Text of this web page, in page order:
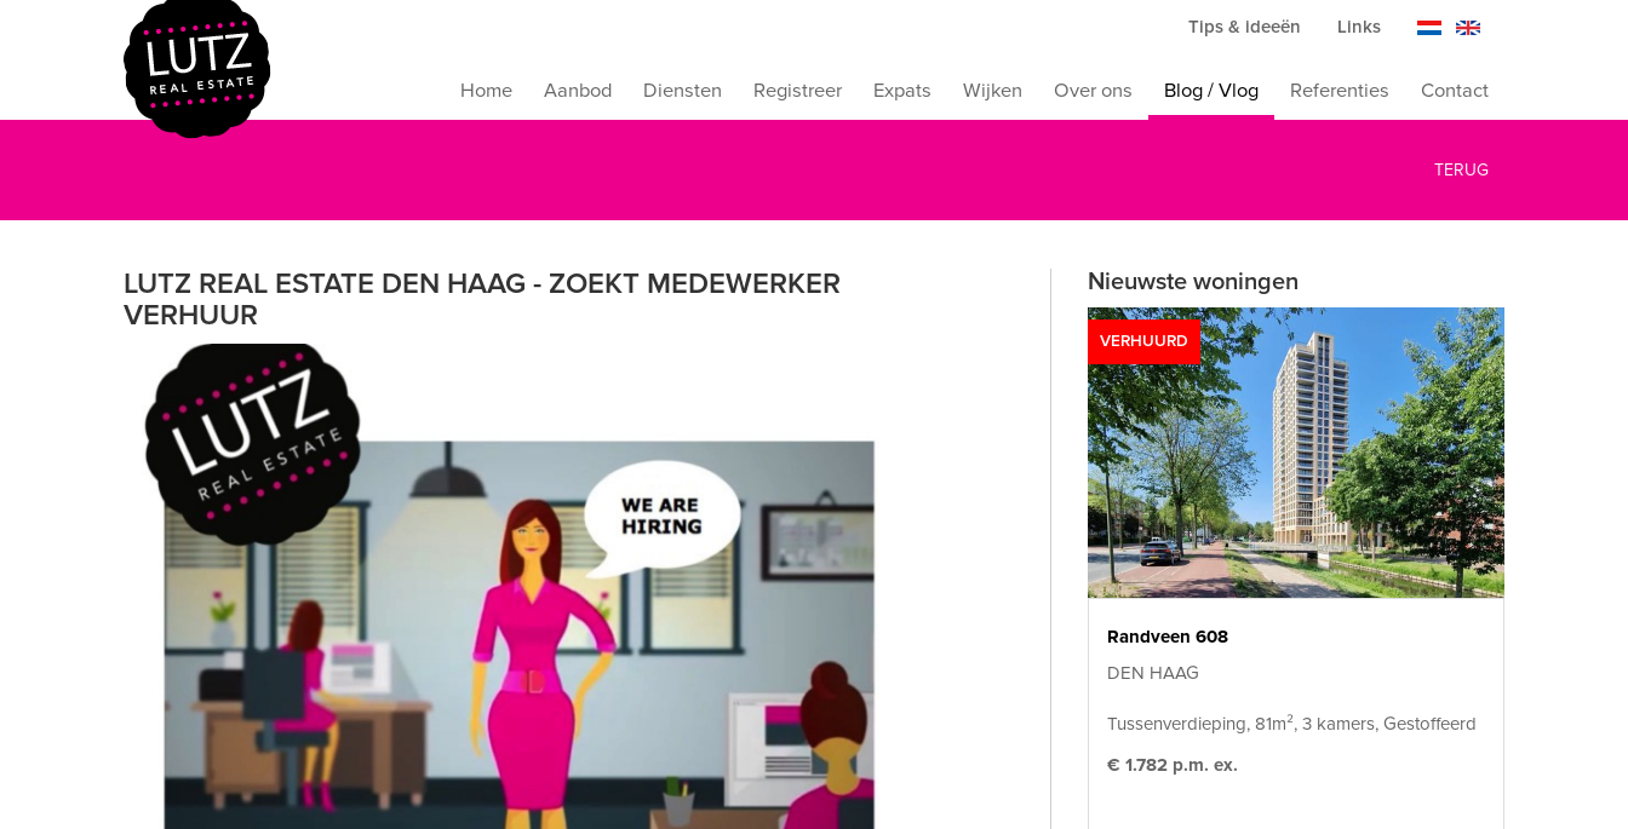
Tips & ideeën Links
Home Aanbod Diensten Registreer Expats Wijken Over ons Blog / Vlog Referenties Contact
TERUG
LUTZ REAL ESTATE DEN HAAG - ZOEKT MEDEWERKER
VERHUUR
Nieuwste woningen
VERHUURD
Randveen 608
DEN HAAG
Tussenverdieping, 81m², 3 kamers, Gestoffeerd
€ 1.782 p.m. ex.